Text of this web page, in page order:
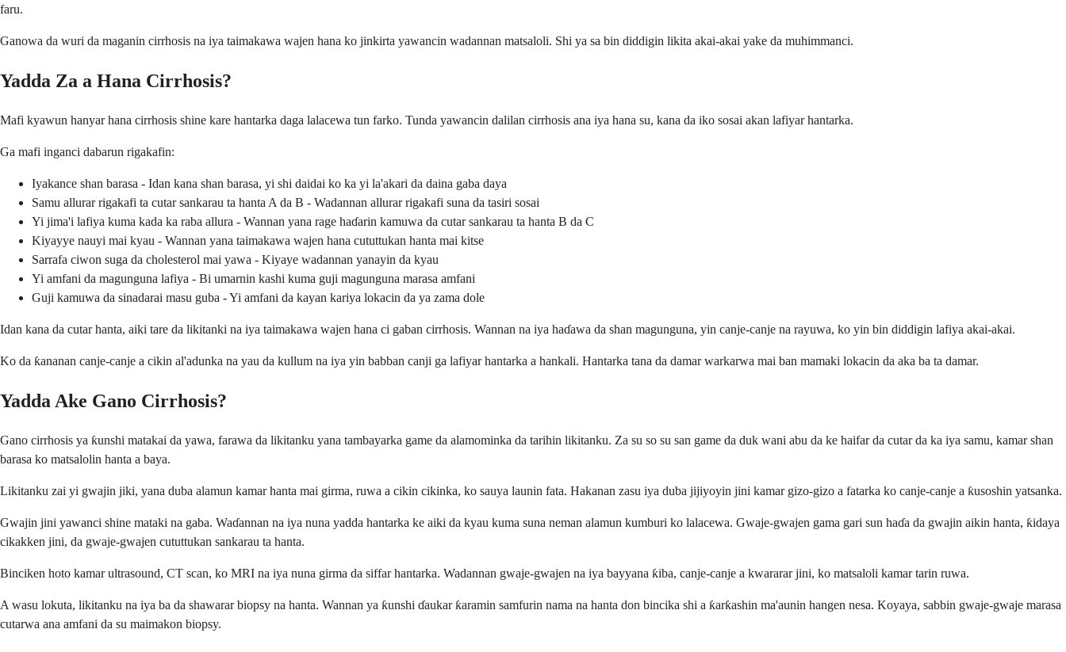
faru.
Ganowa da wuri da maganin cirrhosis na iya taimakawa wajen hana ko jinkirta yawancin wadannan matsaloli. Shi ya sa bin diddigin likita akai-akai yake da muhimmanci.
Yadda Za a Hana Cirrhosis?
Mafi kyawun hanyar hana cirrhosis shine kare hantarka daga lalacewa tun farko. Tunda yawancin dalilan cirrhosis ana iya hana su, kana da iko sosai akan lafiyar hantarka.
Ga mafi inganci dabarun rigakafin:
Iyakance shan barasa - Idan kana shan barasa, yi shi daidai ko ka yi la'akari da daina gaba daya
Samu allurar rigakafi ta cutar sankarau ta hanta A da B - Wadannan allurar rigakafi suna da tasiri sosai
Yi jima'i lafiya kuma kada ka raba allura - Wannan yana rage haɗarin kamuwa da cutar sankarau ta hanta B da C
Kiyayye nauyi mai kyau - Wannan yana taimakawa wajen hana cututtukan hanta mai kitse
Sarrafa ciwon suga da cholesterol mai yawa - Kiyaye wadannan yanayin da kyau
Yi amfani da magunguna lafiya - Bi umarnin kashi kuma guji magunguna marasa amfani
Guji kamuwa da sinadarai masu guba - Yi amfani da kayan kariya lokacin da ya zama dole
Idan kana da cutar hanta, aiki tare da likitanki na iya taimakawa wajen hana ci gaban cirrhosis. Wannan na iya haɗawa da shan magunguna, yin canje-canje na rayuwa, ko yin bin diddigin lafiya akai-akai.
Ko da ƙananan canje-canje a cikin al'adunka na yau da kullum na iya yin babban canji ga lafiyar hantarka a hankali. Hantarka tana da damar warkarwa mai ban mamaki lokacin da aka ba ta damar.
Yadda Ake Gano Cirrhosis?
Gano cirrhosis ya ƙunshi matakai da yawa, farawa da likitanku yana tambayarka game da alamominka da tarihin likitanku. Za su so su san game da duk wani abu da ke haifar da cutar da ka iya samu, kamar shan
barasa ko matsalolin hanta a baya.
Likitanku zai yi gwajin jiki, yana duba alamun kamar hanta mai girma, ruwa a cikin cikinka, ko sauya launin fata. Hakanan zasu iya duba jijiyoyin jini kamar gizo-gizo a fatarka ko canje-canje a ƙusoshin yatsanka.
Gwajin jini yawanci shine mataki na gaba. Waɗannan na iya nuna yadda hantarka ke aiki da kyau kuma suna neman alamun kumburi ko lalacewa. Gwaje-gwajen gama gari sun haɗa da gwajin aikin hanta, ƙidaya
cikakken jini, da gwaje-gwajen cututtukan sankarau ta hanta.
Binciken hoto kamar ultrasound, CT scan, ko MRI na iya nuna girma da siffar hantarka. Wadannan gwaje-gwajen na iya bayyana ƙiba, canje-canje a kwararar jini, ko matsaloli kamar tarin ruwa.
A wasu lokuta, likitanku na iya ba da shawarar biopsy na hanta. Wannan ya ƙunshi ɗaukar ƙaramin samfurin nama na hanta don bincika shi a ƙarƙashin ma'aunin hangen nesa. Koyaya, sabbin gwaje-gwaje marasa
cutarwa ana amfani da su maimakon biopsy.